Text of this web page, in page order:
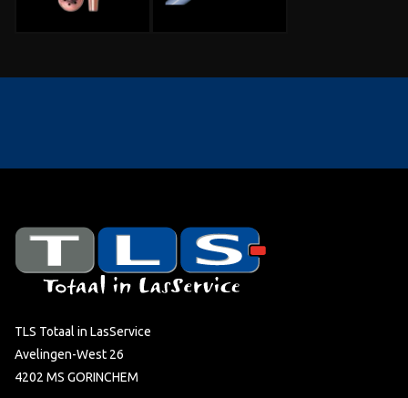
TLS Totaal in LasService
Avelingen-West 26
4202 MS GORINCHEM